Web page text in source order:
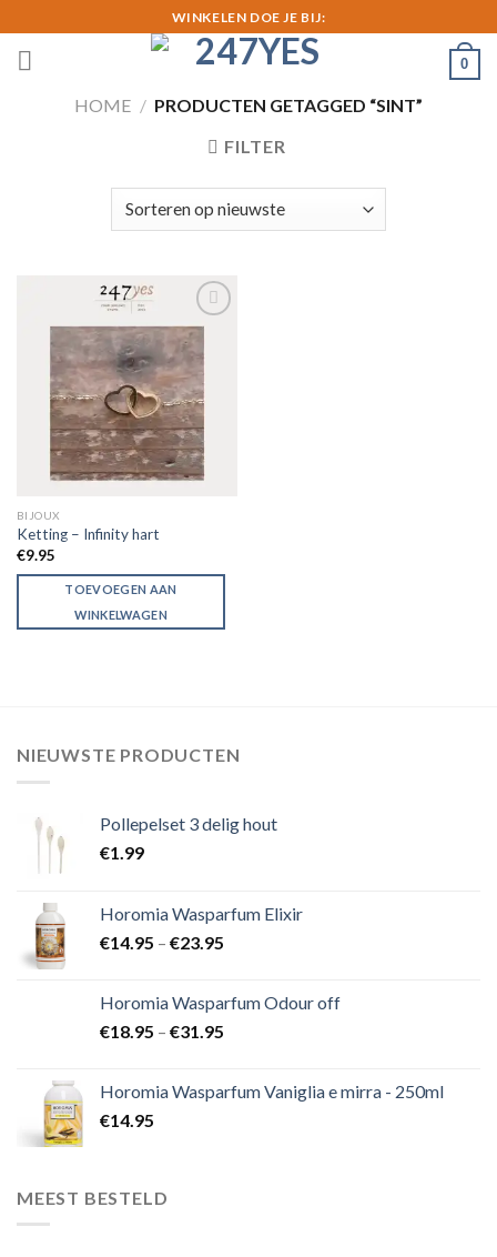
to
content
WINKELEN DOE JE BIJ:
0
HOME / PRODUCTEN GETAGGED “SINT”
FILTER
Toevoegen
aan
verlanglijst
BIJOUX
Ketting – Infinity hart
€9.95
TOEVOEGEN AAN
WINKELWAGEN
NIEUWSTE PRODUCTEN
Pollepelset 3 delig hout
€1.99
Horomia Wasparfum Elixir
€14.95 – €23.95
Horomia Wasparfum Odour off
€18.95 – €31.95
Horomia Wasparfum Vaniglia e mirra - 250ml
€14.95
MEEST BESTELD